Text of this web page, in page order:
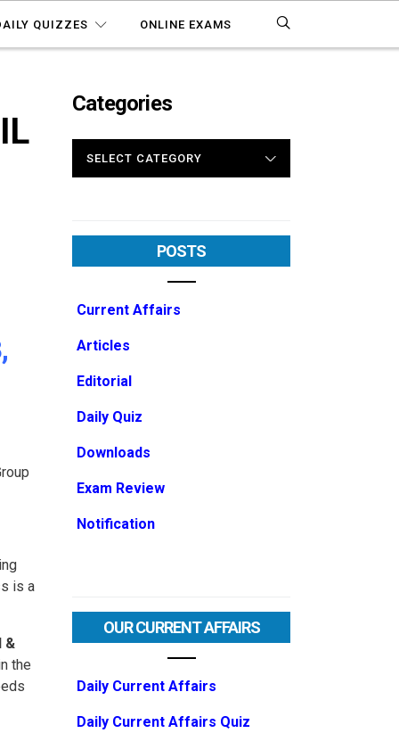
QUIZZES ONLINE EXAMS
is a
&
the
Categories
POSTS
Current Affairs
Articles
Editorial
Daily Quiz
Downloads
Exam Review
Notification
OUR CURRENT AFFAIRS
Daily Current Affairs
Daily Current Affairs Quiz